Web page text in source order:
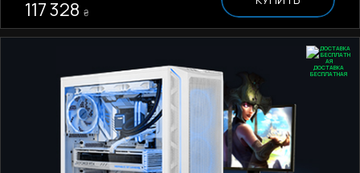
117 328 ₴
ДОСТАВКА
БЕСПЛАТНАЯ